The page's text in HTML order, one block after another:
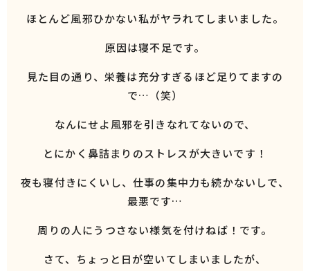
ほとんど風邪ひかない私がヤラれてしまいました。
原因は寝不足です。
見た目の通り、栄養は充分すぎるほど足りてますの
で…（笑）
なんにせよ風邪を引きなれてないので、
とにかく鼻詰まりのストレスが大きいです！
夜も寝付きにくいし、仕事の集中力も続かないしで、
最悪です…
周りの人にうつさない様気を付けねば！です。
さて、ちょっと日が空いてしまいましたが、